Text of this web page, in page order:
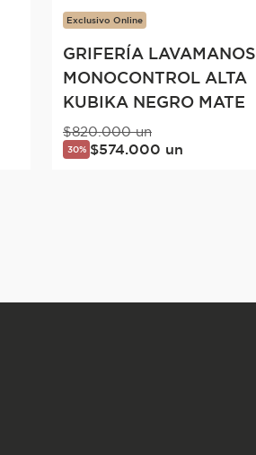
Exclusivo Online
GRIFERÍA LAVAMANOS
MONOCONTROL ALTA
KUBIKA NEGRO MATE
$820.000 un
30% $574.000 un